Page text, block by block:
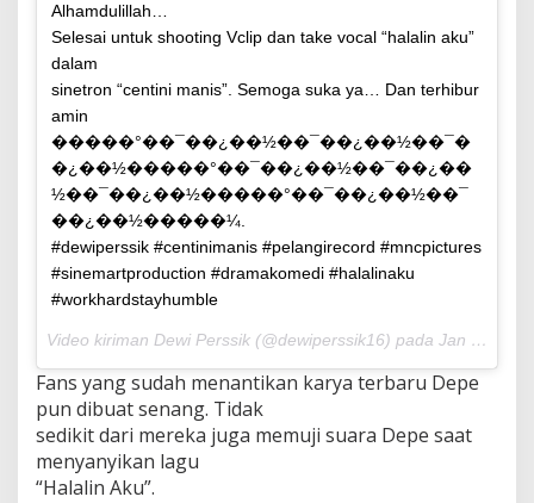
Alhamdulillah…
Selesai untuk shooting Vclip dan take vocal “halalin aku”
dalam
sinetron “centini manis”. Semoga suka ya… Dan terhibur
amin
�����°��¯��¿��½��¯��¿��½��¯�
�¿��½�����°��¯��¿��½��¯��¿��
½��¯��¿��½�����°��¯��¿��½��¯
��¿��½�����¼.
#dewiperssik #centinimanis #pelangirecord #mncpictures
#sinemartproduction #dramakomedi #halalinaku
#workhardstayhumble
Video kiriman Dewi Perssik (@dewiperssik16) pada Jan 28, 2016 pada 9:59 PST
Fans yang sudah menantikan karya terbaru Depe
pun dibuat senang. Tidak
sedikit dari mereka juga memuji suara Depe saat
menyanyikan lagu
“Halalin Aku”.